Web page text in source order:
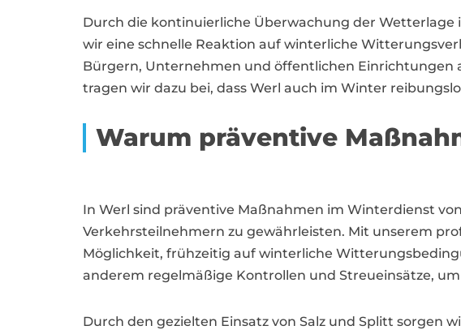
Durch die kontinuierliche Überwachung der
wir eine schnelle Reaktion auf winterliche
Bürgern, Unternehmen und öffentlichen Einrichtungen
tragen wir dazu bei, dass Werl auch im Winter
Warum präventive
In Werl sind präventive Maßnahmen im Winterdienst
Verkehrsteilnehmern zu gewährleisten. Mit unserem
Möglichkeit, frühzeitig auf winterliche
anderem regelmäßige Kontrollen und Streueinsätze,
Durch den gezielten Einsatz von Salz und Splitt sorgen